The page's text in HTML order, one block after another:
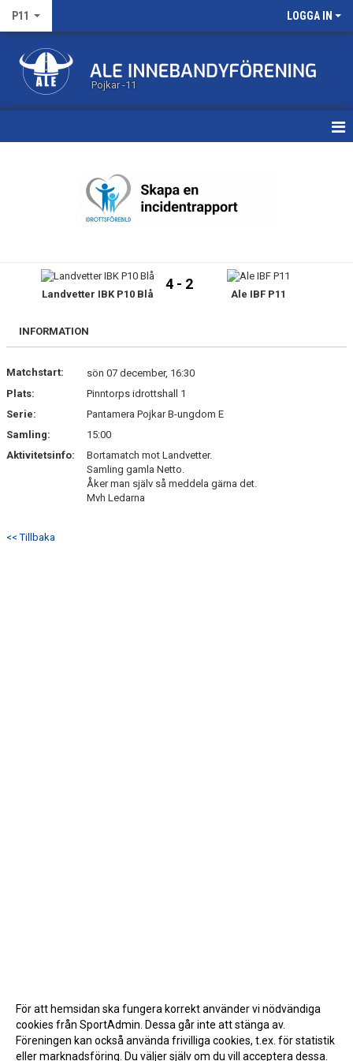
P11 LOGGA IN
Pojkar -11
BILDGALLERI
DOKUMENT
Landvetter IBK P10 Blå
4 - 2
Ale IBF P11
INFORMATION
Matchstart:
sön 07 december, 16:30
Plats:
Pinntorps idrottshall 1
Serie:
Pantamera Pojkar B-ungdom E
Samling:
15:00
Aktivitetsinfo:
Bortamatch mot Landvetter.
Samling gamla Netto.
Åker man själv så meddela gärna det.
Mvh Ledarna
<< Tillbaka
För att hemsidan ska fungera korrekt använder vi nödvändiga
cookies från SportAdmin. Dessa går inte att stänga av.
Föreningen kan också använda frivilliga cookies, t.ex. för statistik
eller marknadsföring. Du väljer själv om du vill acceptera dessa.